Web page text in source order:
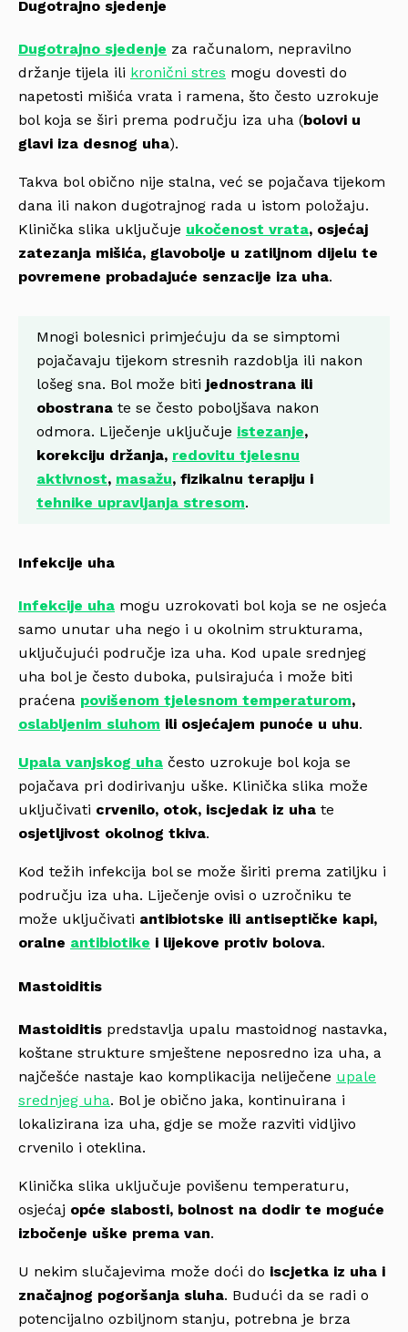
Dugotrajno sjedenje
Dugotrajno sjedenje za računalom, nepravilno
držanje tijela ili kronični stres mogu dovesti do
napetosti mišića vrata i ramena, što često uzrokuje
bol koja se širi prema području iza uha (bolovi u
glavi iza desnog uha).
Takva bol obično nije stalna, već se pojačava tijekom
dana ili nakon dugotrajnog rada u istom položaju.
Klinička slika uključuje ukočenost vrata, osjećaj
zatezanja mišića, glavobolje u zatiljnom dijelu te
povremene probadajuće senzacije iza uha.
Mnogi bolesnici primjećuju da se simptomi
pojačavaju tijekom stresnih razdoblja ili nakon
lošeg sna. Bol može biti jednostrana ili
obostrana te se često poboljšava nakon
odmora. Liječenje uključuje istezanje,
korekciju držanja, redovitu tjelesnu
aktivnost, masažu, fizikalnu terapiju i
tehnike upravljanja stresom.
Infekcije uha
Infekcije uha mogu uzrokovati bol koja se ne osjeća
samo unutar uha nego i u okolnim strukturama,
uključujući područje iza uha. Kod upale srednjeg
uha bol je često duboka, pulsirajuća i može biti
praćena povišenom tjelesnom temperaturom,
oslabljenim sluhom ili osjećajem punoće u uhu.
Upala vanjskog uha često uzrokuje bol koja se
pojačava pri dodirivanju uške. Klinička slika može
uključivati crvenilo, otok, iscjedak iz uha te
osjetljivost okolnog tkiva.
Kod težih infekcija bol se može širiti prema zatiljku i
području iza uha. Liječenje ovisi o uzročniku te
može uključivati antibiotske ili antiseptičke kapi,
oralne antibiotike i lijekove protiv bolova.
Mastoiditis
Mastoiditis predstavlja upalu mastoidnog nastavka,
koštane strukture smještene neposredno iza uha, a
najčešće nastaje kao komplikacija neliječene upale
srednjeg uha. Bol je obično jaka, kontinuirana i
lokalizirana iza uha, gdje se može razviti vidljivo
crvenilo i oteklina.
Klinička slika uključuje povišenu temperaturu,
osjećaj opće slabosti, bolnost na dodir te moguće
izbočenje uške prema van.
U nekim slučajevima može doći do iscjetka iz uha i
značajnog pogoršanja sluha. Budući da se radi o
potencijalno ozbiljnom stanju, potrebna je brza